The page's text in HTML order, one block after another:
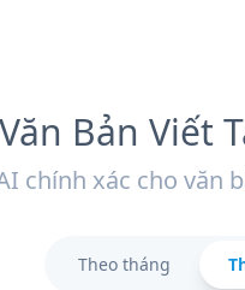
Bản Viết
chính xác cho văn
Theo tháng